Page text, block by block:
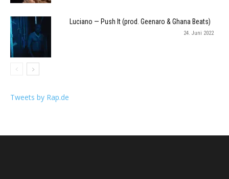
Luciano — Push It (prod. Geenaro & Ghana Beats)
24. Juni 2022
Tweets by Rap.de